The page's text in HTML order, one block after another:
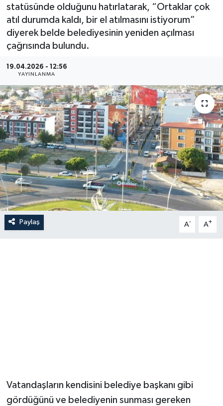
statüsünde olduğunu hatırlatarak, “Ortaklar çok
atıl durumda kaldı, bir el atılmasını istiyorum”
diyerek belde belediyesinin yeniden açılması
çağrısında bulundu.
19.04.2026 - 12:56
YAYINLANMA
Paylaş A- A+
Vatandaşların kendisini belediye başkanı gibi
gördüğünü ve belediyenin sunması gereken
Kültür Sanat
Spor
Son Dakika Haberleri
Haber Arşivi